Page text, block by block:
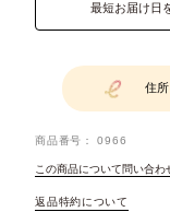
最短お届け日
住
商品番号 0966
この商品について問い合わ
返品特約について